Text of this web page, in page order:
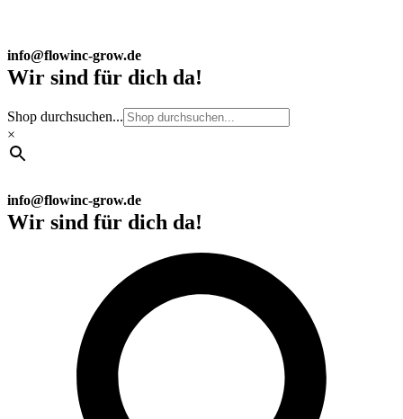
info@flowinc-grow.de
Wir sind für dich da!
Shop durchsuchen...
×
info@flowinc-grow.de
Wir sind für dich da!